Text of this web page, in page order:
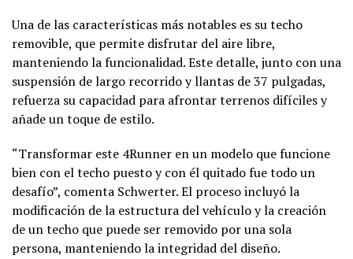
Una de las características más notables es su techo
removible, que permite disfrutar del aire libre,
manteniendo la funcionalidad. Este detalle, junto con una
suspensión de largo recorrido y llantas de 37 pulgadas,
refuerza su capacidad para afrontar terrenos difíciles y
añade un toque de estilo.
“Transformar este 4Runner en un modelo que funcione
bien con el techo puesto y con él quitado fue todo un
desafío”, comenta Schwerter. El proceso incluyó la
modificación de la estructura del vehículo y la creación
de un techo que puede ser removido por una sola
persona, manteniendo la integridad del diseño.